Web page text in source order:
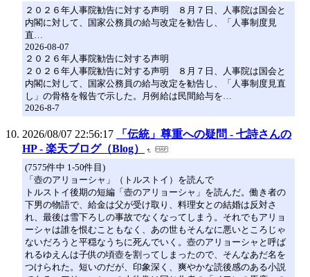
２０２６年人事院勧告に対する声明 ８月７日、人事院は国会と
内閣に対して、国家公務員の給与改定を勧告し、「人事制度見
直…
2026-08-07
２０２６年人事院勧告に対する声明
２０２６年人事院勧告に対する声明 ８月７日、人事院は国会と
内閣に対して、国家公務員の給与改定を勧告し、「人事制度見直
し」の骨格を報告で示した。月例給は民間給与を…
2026-8-7
2026/08/07 22:56:17
「伝統」尊重への疑問 - 七詩さんの
HP - 楽天ブログ（Blog）
(7575件中 1-50件目)
「壺のアリョーシャ」（トルストイ）を読んで
トルストイ後期の短編「壺のアリョーシャ」を読んだ。働き者の
下男の物語で、給金は父が受け取り、料理女との結婚は反対さ
れ、最後は雪下ろしの事故でなくなってしまう。それでもアリョ
ーシャは誰を恨むこともなく、あの世もそんなに悪いところじゃ
ないだろうと平穏なうちに死んでいく。壺のアリョーシャと呼ば
れるゆえんは子供の頃壺を割ってしまったので、そんなあだ名を
つけられた。短いのだが、印象深く、爽やかな読後感のある小説